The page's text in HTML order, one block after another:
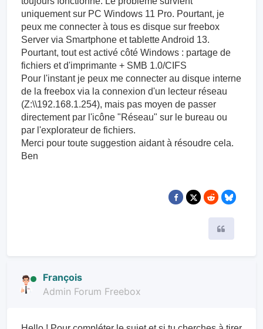
uniquement sur PC Windows 11 Pro. Pourtant, je
peux me connecter à tous es disque sur freebox
Server via Smartphone et tablette Android 13.
Pourtant, tout est activé côté Windows : partage de
fichiers et d'imprimante + SMB 1.0/CIFS
Pour l'instant je peux me connecter au disque interne
de la freebox via la connexion d'un lecteur réseau
(Z:\\192.168.1.254), mais pas moyen de passer
directement par l'icône "Réseau" sur le bureau ou
par l'explorateur de fichiers.
Merci pour toute suggestion aidant à résoudre cela.
Ben
François
Admin Forum Freebox